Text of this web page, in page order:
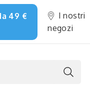
49 €
I nostri
negozi